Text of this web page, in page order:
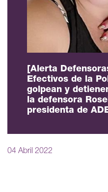
[Alerta
Efectivos de la
golpean y
la defensora
presidenta de
04 Abril 2022